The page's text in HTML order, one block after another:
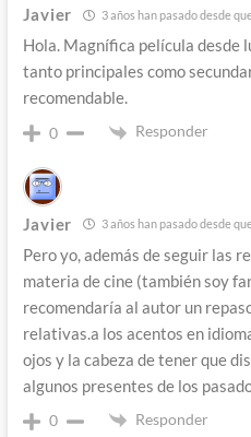
Javier 3 años han pasado desde
Hola. Magnífica película desde
tanto principales como
recomendable.
0 Responder
Javier 3 años han pasado desde
Pero yo, además de seguir las
materia de cine (también soy
recomendaría al autor un
relativas.a los acentos en
ojos y la cabeza de tener que
algunos presentes de los
0 Responder